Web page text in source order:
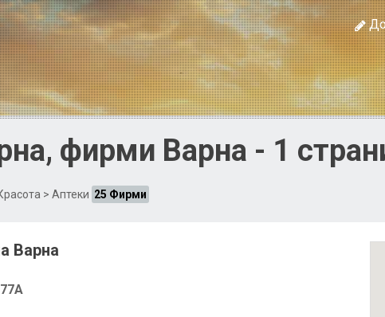
фирми Варна - 1
> Аптеки 25 Фирми
Варна